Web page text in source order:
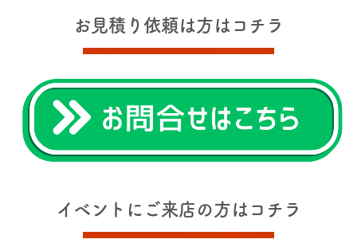
お見積り依頼は方はコチラ
イベントにご来店の方はコチラ